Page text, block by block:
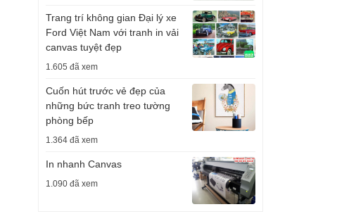
Trang trí không gian Đại lý xe
Ford Việt Nam với tranh in vải
canvas tuyệt đẹp
1.605 đã xem
Cuốn hút trước vẻ đẹp của
những bức tranh treo tường
phòng bếp
1.364 đã xem
In nhanh Canvas
1.090 đã xem